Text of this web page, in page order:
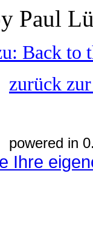
Paul
Back to
zurück
powered in
Ihre